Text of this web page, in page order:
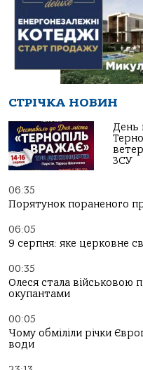
СТРІЧКА НОВИН
День
ЗСУ
06:35
Порятунок пораненого
06:05
9 серпня: яке церковне
00:35
Олеся стала військовою
окупантами
00:05
Чому обміліли річки
води